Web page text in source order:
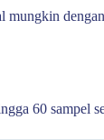
mungkin
60 sampel